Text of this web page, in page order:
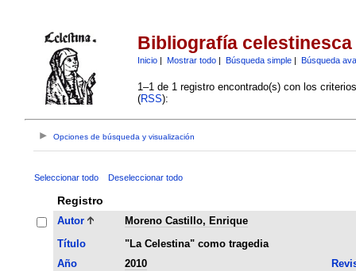
Bibliografía celestinesca
Inicio| Mostrar todo| Búsqueda simple| Búsqueda
1–1 de 1 registro encontrado(s) con los
(RSS):
Opciones de búsqueda y visualización
Seleccionar todo Deseleccionar todo
Registro
Autor
Moreno Castillo, Enrique
Título
"La Celestina" como tragedia
Año
2010